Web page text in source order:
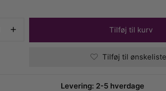
Tilføj til kurv
Tilføj til ønskeliste
Levering: 2-5 hverdage